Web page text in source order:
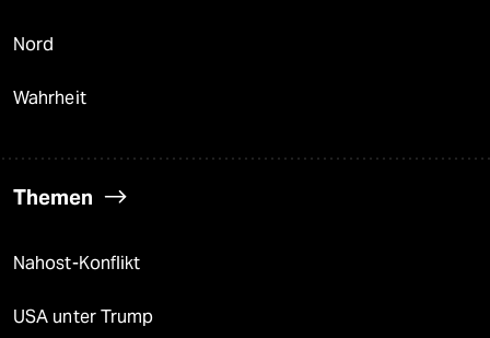
Nord
Wahrheit
Themen
Nahost-Konflikt
USA unter Trump